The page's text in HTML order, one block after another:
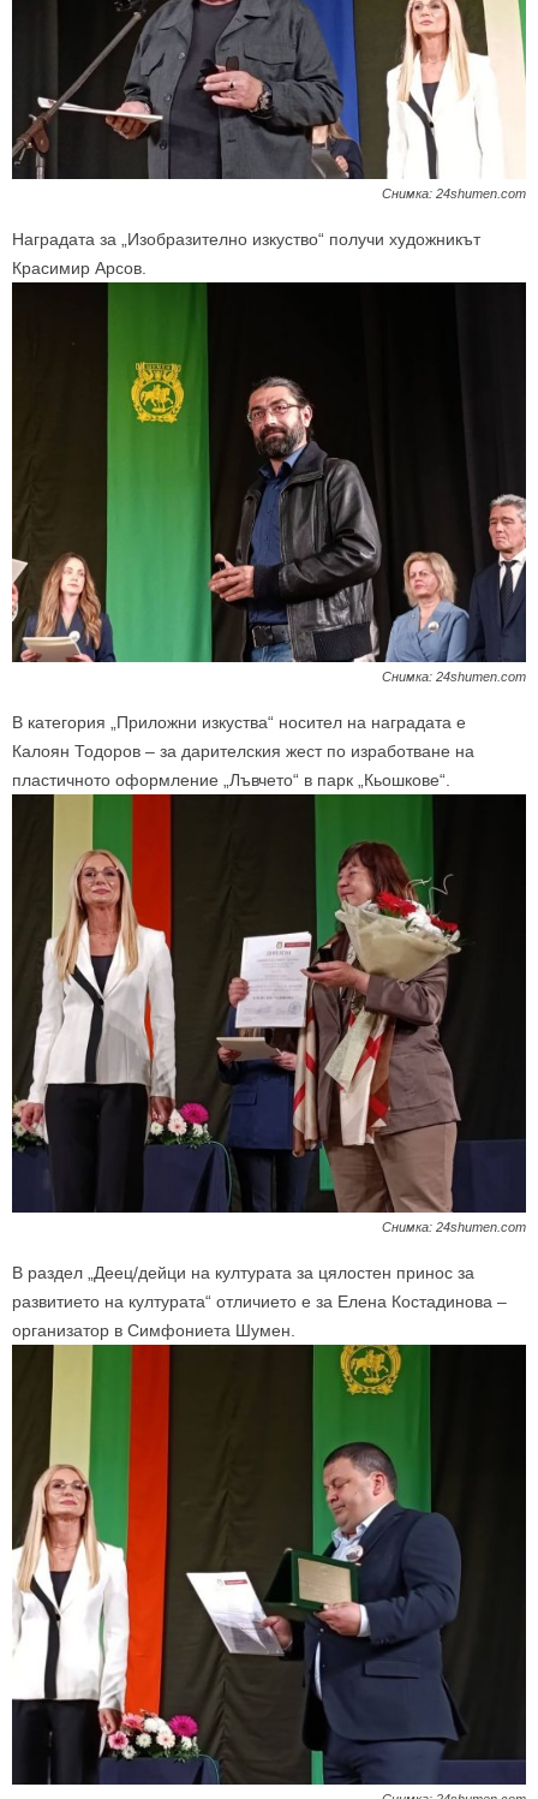
Снимка: 24shumen.com
Наградата за „Изобразително изкуство“ получи художникът
Красимир Арсов.
Снимка: 24shumen.com
В категория „Приложни изкуства“ носител на наградата е
Калоян Тодоров – за дарителския жест по изработване на
пластичното оформление „Лъвчето“ в парк „Кьошкове“.
Снимка: 24shumen.com
В раздел „Деец/дейци на културата за цялостен принос за
развитието на културата“ отличието е за Елена Костадинова –
организатор в Симфониета Шумен.